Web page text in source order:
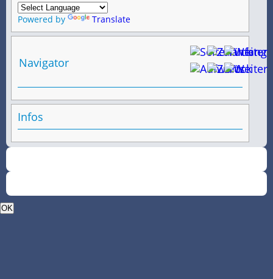
Powered by Translate
Navigator
Infos
OK